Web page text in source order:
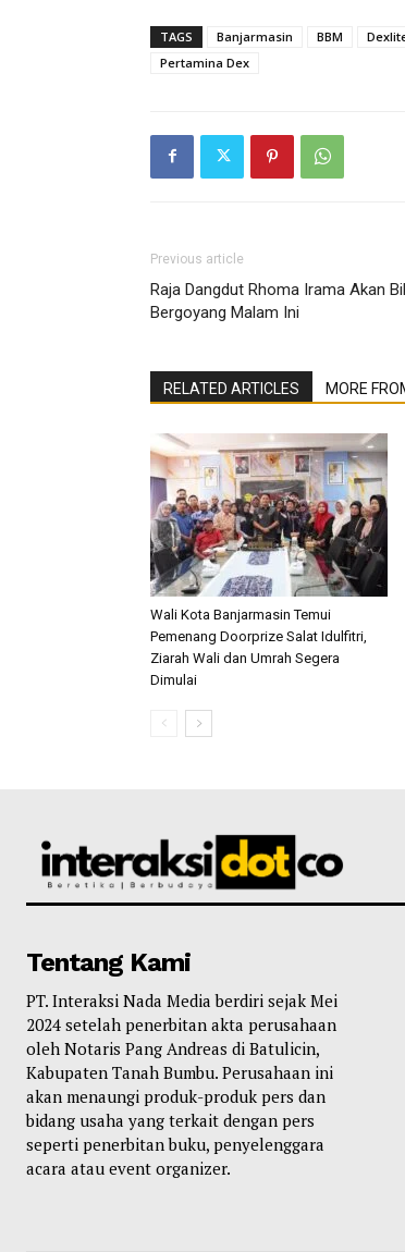
TAGS Banjarmasin BBM
Pertamina Dex
Previous article
Raja Dangdut Rhoma Irama Akan
Bergoyang Malam Ini
RELATED ARTICLES MORE
Wali Kota Banjarmasin Temui
Pemenang Doorprize Salat Idulfitri,
Ziarah Wali dan Umrah Segera
Dimulai
Tentang Kami
PT. Interaksi Nada Media berdiri sejak Mei
2024 setelah penerbitan akta perusahaan
oleh Notaris Pang Andreas di Batulicin,
Kabupaten Tanah Bumbu. Perusahaan ini
akan menaungi produk-produk pers dan
bidang usaha yang terkait dengan pers
seperti penerbitan buku, penyelenggara
acara atau event organizer.